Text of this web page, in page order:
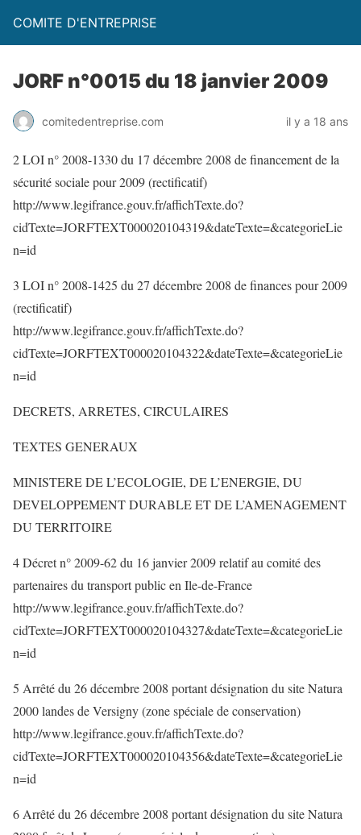
COMITE D'ENTREPRISE
JORF n°0015 du 18 janvier 2009
comitedentreprise.com il y a 18 ans
2 LOI n° 2008-1330 du 17 décembre 2008 de financement de la
sécurité sociale pour 2009 (rectificatif)
http://www.legifrance.gouv.fr/affichTexte.do?
cidTexte=JORFTEXT000020104319&dateTexte=&categorieLie
n=id
3 LOI n° 2008-1425 du 27 décembre 2008 de finances pour 2009
(rectificatif)
http://www.legifrance.gouv.fr/affichTexte.do?
cidTexte=JORFTEXT000020104322&dateTexte=&categorieLie
n=id
DECRETS, ARRETES, CIRCULAIRES
TEXTES GENERAUX
MINISTERE DE L’ECOLOGIE, DE L’ENERGIE, DU
DEVELOPPEMENT DURABLE ET DE L’AMENAGEMENT
DU TERRITOIRE
4 Décret n° 2009-62 du 16 janvier 2009 relatif au comité des
partenaires du transport public en Ile-de-France
http://www.legifrance.gouv.fr/affichTexte.do?
cidTexte=JORFTEXT000020104327&dateTexte=&categorieLie
n=id
5 Arrêté du 26 décembre 2008 portant désignation du site Natura
2000 landes de Versigny (zone spéciale de conservation)
http://www.legifrance.gouv.fr/affichTexte.do?
cidTexte=JORFTEXT000020104356&dateTexte=&categorieLie
n=id
6 Arrêté du 26 décembre 2008 portant désignation du site Natura